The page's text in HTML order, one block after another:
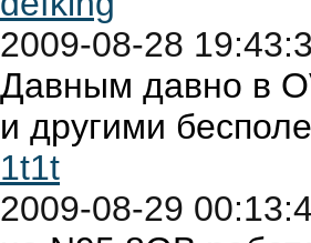
2009-08-28
Давным давно в
и другими
1t1t
2009-08-29